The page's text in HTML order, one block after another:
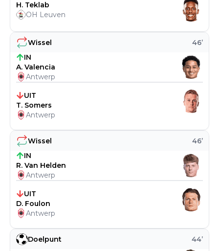
Doelpunt 44’
Wissel 46’
IN
R. Van Helden
Antwerp
UIT
D. Foulon
Antwerp
Wissel 46’
IN
A. Valencia
Antwerp
UIT
T. Somers
Antwerp
H. Teklab
OH Leuven